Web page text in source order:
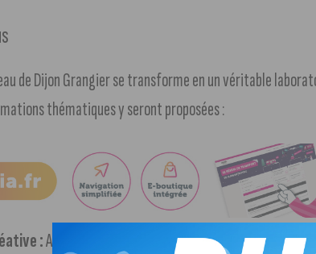
de Dijon Grangier se transforme en un véritable
thématiques y seront proposées :
:Animés par l’associationLe Labo des histoires,